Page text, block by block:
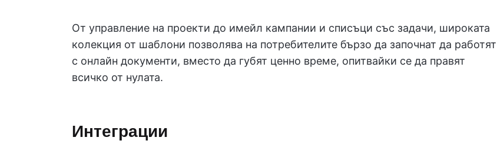
От управление на проекти до имейл кампании и списъци със задачи, широката
колекция от шаблони позволява на потребителите бързо да започнат да работят
с онлайн документи, вместо да губят ценно време, опитвайки се да правят
всичко от нулата.
Интеграции